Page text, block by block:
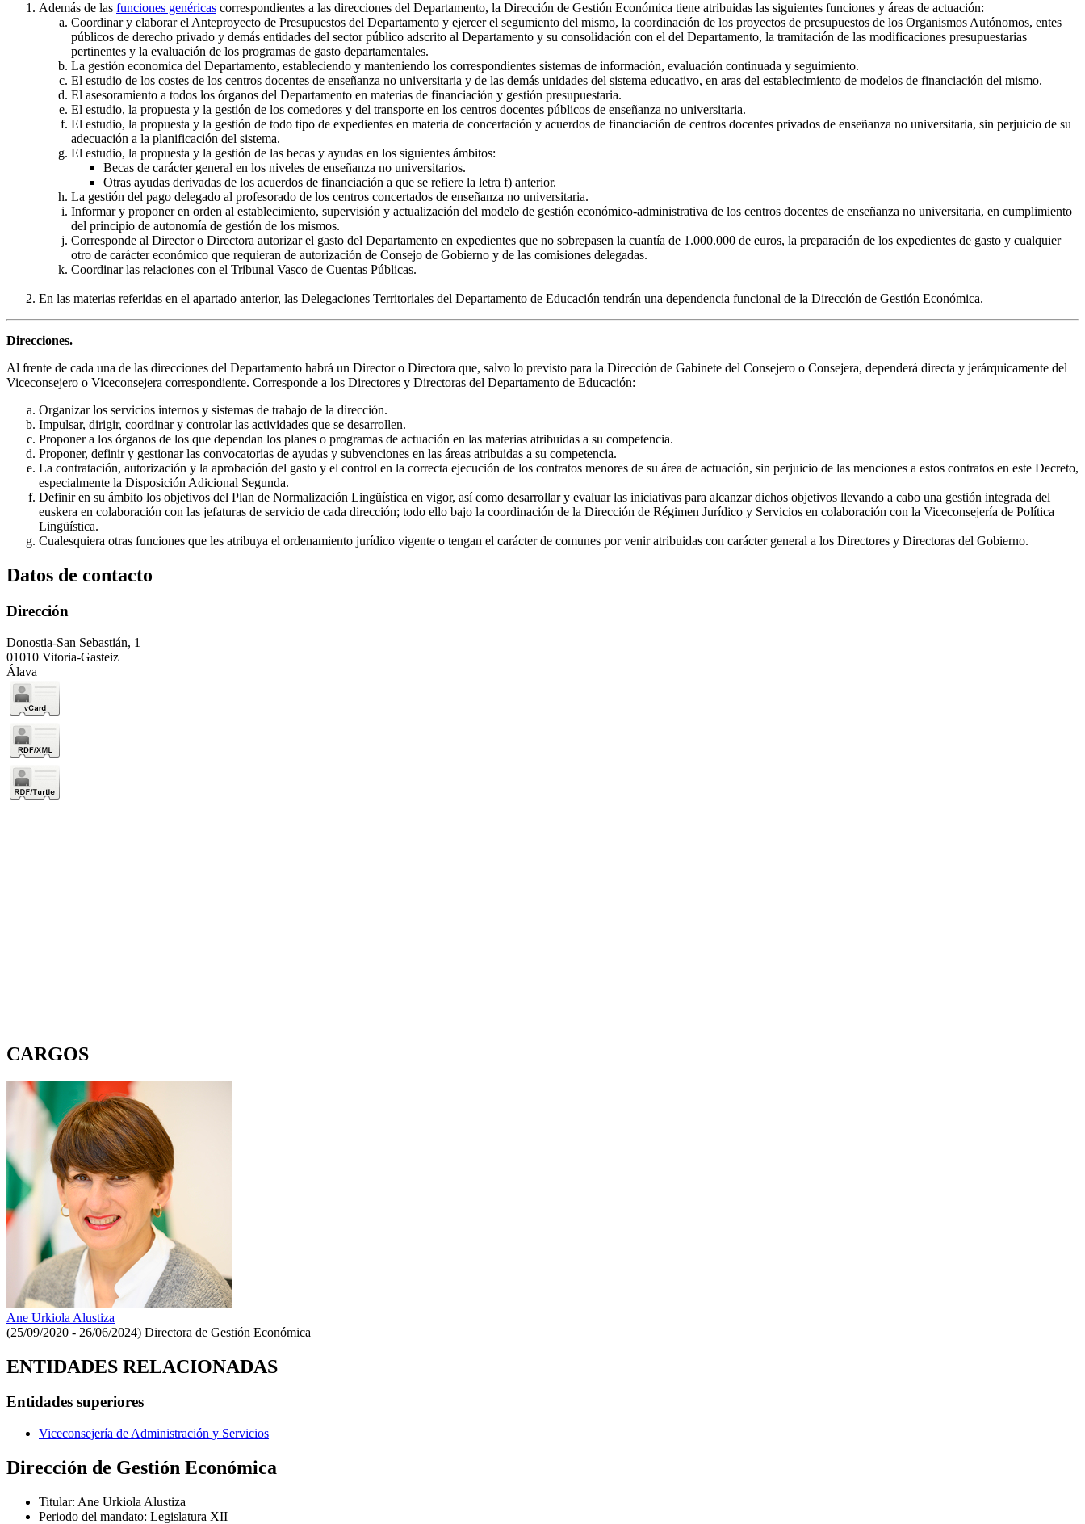
Además de las funciones genéricas correspondientes a las direcciones del Departamento, la Dirección de Gestión Económica tiene atribuidas las siguientes funciones y áreas de actuación:
Coordinar y elaborar el Anteproyecto de Presupuestos del Departamento y ejercer el segumiento del mismo, la coordinación de los proyectos de presupuestos de los Organismos Autónomos, entes
públicos de derecho privado y demás entidades del sector público adscrito al Departamento y su consolidación con el del Departamento, la tramitación de las modificaciones presupuestarias
pertinentes y la evaluación de los programas de gasto departamentales.
La gestión economica del Departamento, estableciendo y manteniendo los correspondientes sistemas de información, evaluación continuada y seguimiento.
El estudio de los costes de los centros docentes de enseñanza no universitaria y de las demás unidades del sistema educativo, en aras del establecimiento de modelos de financiación del mismo.
El asesoramiento a todos los órganos del Departamento en materias de financiación y gestión presupuestaria.
El estudio, la propuesta y la gestión de los comedores y del transporte en los centros docentes públicos de enseñanza no universitaria.
El estudio, la propuesta y la gestión de todo tipo de expedientes en materia de concertación y acuerdos de financiación de centros docentes privados de enseñanza no universitaria, sin perjuicio de su
adecuación a la planificación del sistema.
El estudio, la propuesta y la gestión de las becas y ayudas en los siguientes ámbitos:
Becas de carácter general en los niveles de enseñanza no universitarios.
Otras ayudas derivadas de los acuerdos de financiación a que se refiere la letra f) anterior.
La gestión del pago delegado al profesorado de los centros concertados de enseñanza no universitaria.
Informar y proponer en orden al establecimiento, supervisión y actualización del modelo de gestión económico-administrativa de los centros docentes de enseñanza no universitaria, en cumplimiento
del principio de autonomía de gestión de los mismos.
Corresponde al Director o Directora autorizar el gasto del Departamento en expedientes que no sobrepasen la cuantía de 1.000.000 de euros, la preparación de los expedientes de gasto y cualquier
otro de carácter económico que requieran de autorización de Consejo de Gobierno y de las comisiones delegadas.
Coordinar las relaciones con el Tribunal Vasco de Cuentas Públicas.
En las materias referidas en el apartado anterior, las Delegaciones Territoriales del Departamento de Educación tendrán una dependencia funcional de la Dirección de Gestión Económica.
Direcciones.
Al frente de cada una de las direcciones del Departamento habrá un Director o Directora que, salvo lo previsto para la Dirección de Gabinete del Consejero o Consejera, dependerá directa y jerárquicamente del
Viceconsejero o Viceconsejera correspondiente. Corresponde a los Directores y Directoras del Departamento de Educación:
Organizar los servicios internos y sistemas de trabajo de la dirección.
Impulsar, dirigir, coordinar y controlar las actividades que se desarrollen.
Proponer a los órganos de los que dependan los planes o programas de actuación en las materias atribuidas a su competencia.
Proponer, definir y gestionar las convocatorias de ayudas y subvenciones en las áreas atribuidas a su competencia.
La contratación, autorización y la aprobación del gasto y el control en la correcta ejecución de los contratos menores de su área de actuación, sin perjuicio de las menciones a estos contratos en este Decreto,
especialmente la Disposición Adicional Segunda.
Definir en su ámbito los objetivos del Plan de Normalización Lingüística en vigor, así como desarrollar y evaluar las iniciativas para alcanzar dichos objetivos llevando a cabo una gestión integrada del
euskera en colaboración con las jefaturas de servicio de cada dirección; todo ello bajo la coordinación de la Dirección de Régimen Jurídico y Servicios en colaboración con la Viceconsejería de Política
Lingüística.
Cualesquiera otras funciones que les atribuya el ordenamiento jurídico vigente o tengan el carácter de comunes por venir atribuidas con carácter general a los Directores y Directoras del Gobierno.
Datos de contacto
Dirección
Donostia-San Sebastián, 1
01010 Vitoria-Gasteiz
Álava
CARGOS
Ane Urkiola Alustiza
(25/09/2020 - 26/06/2024) Directora de Gestión Económica
ENTIDADES RELACIONADAS
Entidades superiores
Viceconsejería de Administración y Servicios
Dirección de Gestión Económica
Titular: Ane Urkiola Alustiza
Periodo del mandato: Legislatura XII